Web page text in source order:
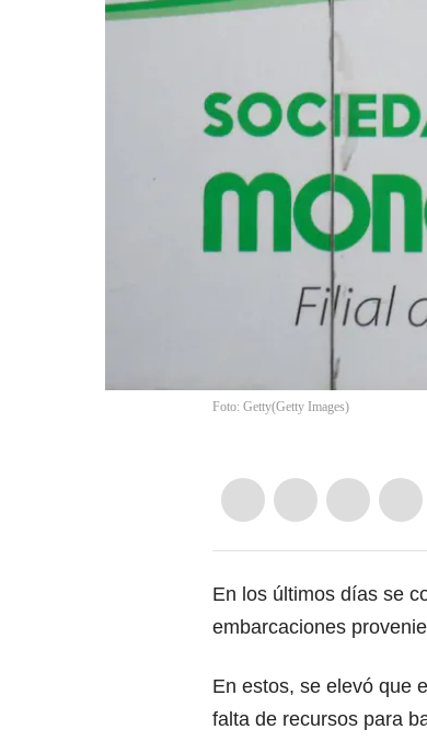
Foto: Getty(Getty Images)
En los últimos días se
embarcaciones
En estos, se elevó que
falta de recursos para